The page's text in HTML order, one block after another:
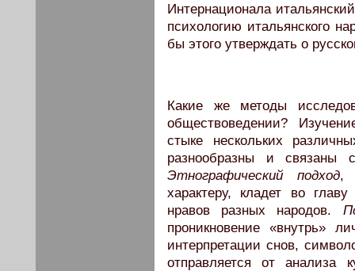
Интернационала
психологию итальянского
бы этого утверждать о
Какие же методы
обществоведении?
стыке нескольких
разнообразны и связаны
Этнографический подход,
характеру, кладет во
нравов разных народов.
проникновение «внутрь»
интерпретации снов,
отправляется от анализа